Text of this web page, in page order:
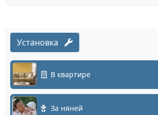
Установка
В квартире
За няней